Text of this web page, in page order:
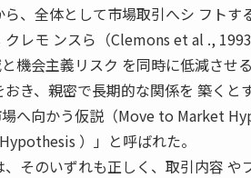
、全体として市場取引へシ フトす
クレモ ンスら（Clemons et al .,
機会主義リスク を同時に低減させ
き、親密で長期的な関係を 築くと
へ向かう仮説（Move to Market
）」と呼ばれた。
、そのいずれも正しく、取引内容